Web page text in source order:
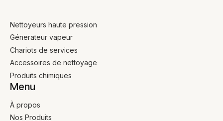
Nettoyeurs haute pression
Génerateur vapeur
Chariots de services
Accessoires de nettoyage
Produits chimiques
Menu
À propos
Nos Produits